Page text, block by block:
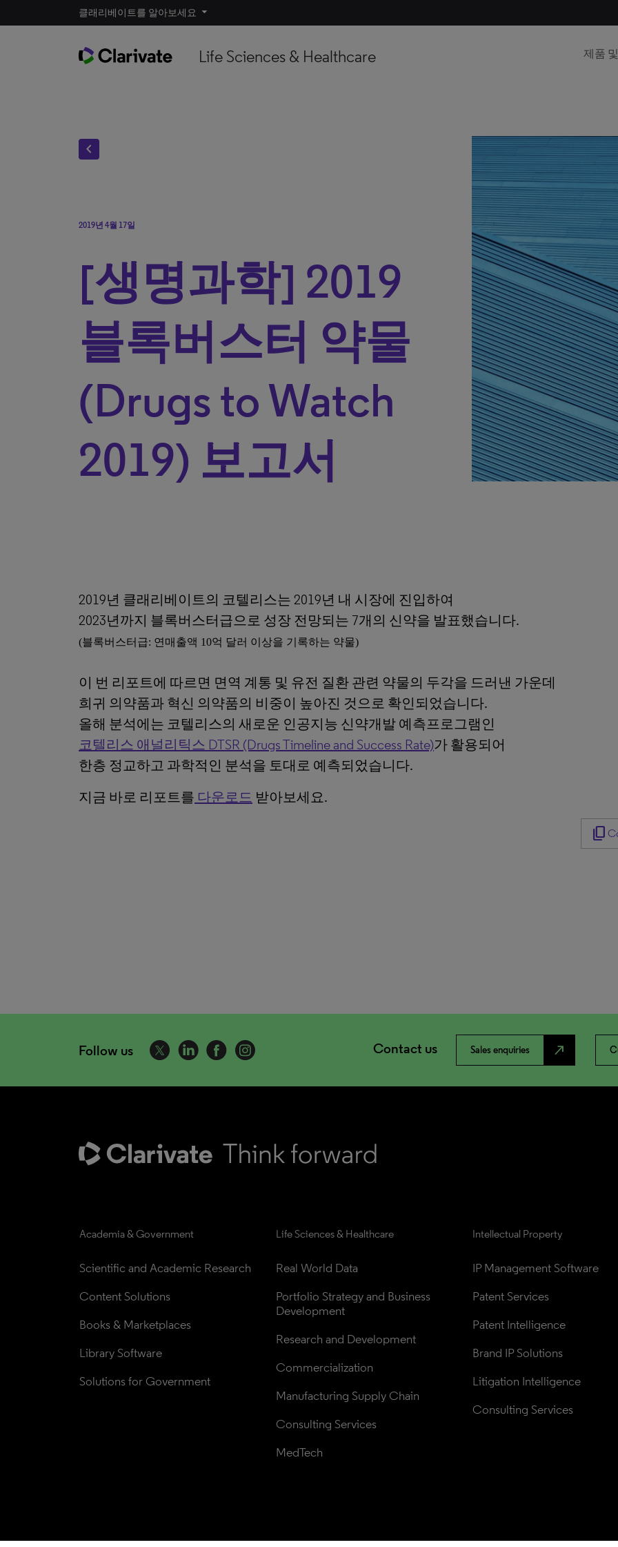
클래리베이트를 알아보세요
Life Sciences & Healthcare 제품
chevron_left
2019년 4월 17일
[생명과학] 2019
블록버스터 약물
(Drugs to Watch
2019) 보고서
2019년 클래리베이트의 코텔리스는 2019년 내 시장에 진입하여
2023년까지 블록버스터급으로 성장 전망되는 7개의 신약을 발표했습니다.
(블록버스터급: 연매출액 10억 달러 이상을 기록하는 약물)
이 번 리포트에 따르면 면역 계통 및 유전 질환 관련 약물의 두각을 드러낸 가운데
희귀 의약품과 혁신 의약품의 비중이 높아진 것으로 확인되었습니다.
올해 분석에는 코텔리스의 새로운 인공지능 신약개발 예측프로그램인
코텔리스 애널리틱스 DTSR (Drugs Timeline and Success Rate)가 활용되어
한층 정교하고 과학적인 분석을 토대로 예측되었습니다.
지금 바로 리포트를 다운로드 받아보세요.
content_copy
Follow us Contact us Sales enquiries north_east
Academia & Government
Scientific and Academic Research
Content Solutions
Books & Marketplaces
Library Software
Solutions for Government
Life Sciences & Healthcare
Real World Data
Portfolio Strategy and Business
Development
Research and Development
Commercialization
Manufacturing Supply Chain
Consulting Services
MedTech
Intellectual Property
IP Management Software
Patent Services
Patent Intelligence
Brand IP Solutions
Litigation Intelligence
Consulting Services